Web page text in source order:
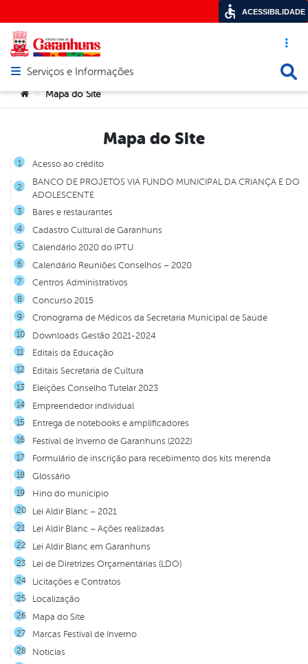
Acesso
Abrir menu principal de navegação
Serviços e Informações
Você está aqui:
> Mapa do Site
Mapa do Site
Acesso ao crédito
BANCO DE PROJETOS VIA FUNDO MUNICIPAL DA CRIANÇA E DO
ADOLESCENTE
Bares e restaurantes
Cadastro Cultural de Garanhuns
Calendário 2020 do IPTU
Calendário Reuniões Conselhos – 2020
Centros Administrativos
Concurso 2015
Cronograma de Médicos da Secretaria Municipal de Saúde
Downloads Gestão 2021-2024
Editais da Educação
Editais Secretaria de Cultura
Eleições Conselho Tutelar 2023
Empreendedor individual
Entrega de notebooks e amplificadores
Festival de Inverno de Garanhuns (2022)
Formulário de inscrição para recebimento dos kits merenda
Glossário
Hino do município
Lei Aldir Blanc – 2021
Lei Aldir Blanc – Ações realizadas
Lei Aldir Blanc em Garanhuns
Lei de Diretrizes Orçamentárias (LDO)
Licitações e Contratos
Localização
Mapa do Site
Marcas Festival de Inverno
Notícias
ACESSIBILIDADE